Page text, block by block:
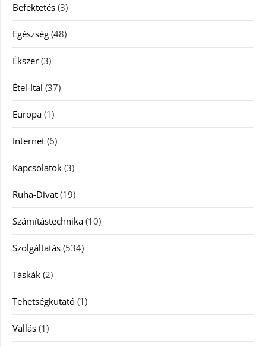
Befektetés (3)
Egészség (48)
Ékszer (3)
Étel-Ital (37)
Europa (1)
Internet (6)
Kapcsolatok (3)
Ruha-Divat (19)
Számítástechnika (10)
Szolgáltatás (534)
Táskák (2)
Tehetségkutató (1)
Vallás (1)